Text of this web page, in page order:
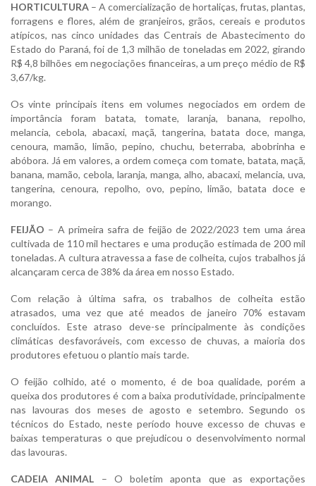
HORTICULTURA – A comercialização de hortaliças, frutas, plantas,
forragens e flores, além de granjeiros, grãos, cereais e produtos
atípicos, nas cinco unidades das Centrais de Abastecimento do
Estado do Paraná, foi de 1,3 milhão de toneladas em 2022, girando
R$ 4,8 bilhões em negociações financeiras, a um preço médio de R$
3,67/kg.
Os vinte principais itens em volumes negociados em ordem de
importância foram batata, tomate, laranja, banana, repolho,
melancia, cebola, abacaxi, maçã, tangerina, batata doce, manga,
cenoura, mamão, limão, pepino, chuchu, beterraba, abobrinha e
abóbora. Já em valores, a ordem começa com tomate, batata, maçã,
banana, mamão, cebola, laranja, manga, alho, abacaxi, melancia, uva,
tangerina, cenoura, repolho, ovo, pepino, limão, batata doce e
morango.
FEIJÃO – A primeira safra de feijão de 2022/2023 tem uma área
cultivada de 110 mil hectares e uma produção estimada de 200 mil
toneladas. A cultura atravessa a fase de colheita, cujos trabalhos já
alcançaram cerca de 38% da área em nosso Estado.
Com relação à última safra, os trabalhos de colheita estão
atrasados, uma vez que até meados de janeiro 70% estavam
concluídos. Este atraso deve-se principalmente às condições
climáticas desfavoráveis, com excesso de chuvas, a maioria dos
produtores efetuou o plantio mais tarde.
O feijão colhido, até o momento, é de boa qualidade, porém a
queixa dos produtores é com a baixa produtividade, principalmente
nas lavouras dos meses de agosto e setembro. Segundo os
técnicos do Estado, neste período houve excesso de chuvas e
baixas temperaturas o que prejudicou o desenvolvimento normal
das lavouras.
CADEIA ANIMAL – O boletim aponta que as exportações